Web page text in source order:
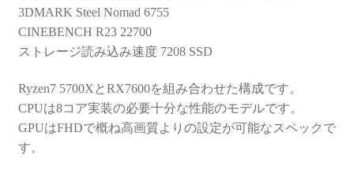
3DMARK Steel Nomad 6755
CINEBENCH R23 22700
ストレージ読み込み速度 7208 SSD
Ryzen7 5700XとRX7600を組み合わせた構成です。
CPUは8コア実装の必要十分な性能のモデルです。
GPUはFHDで概ね高画質よりの設定が可能なスペックで
す。